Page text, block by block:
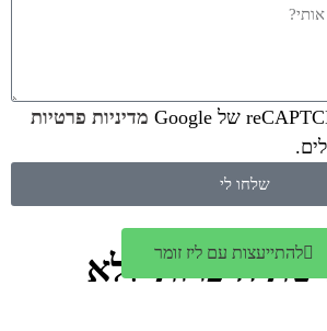
מדיניות פרטיות
שלחו לי
להתייעצות עם ליז זומר
היכרות ללא